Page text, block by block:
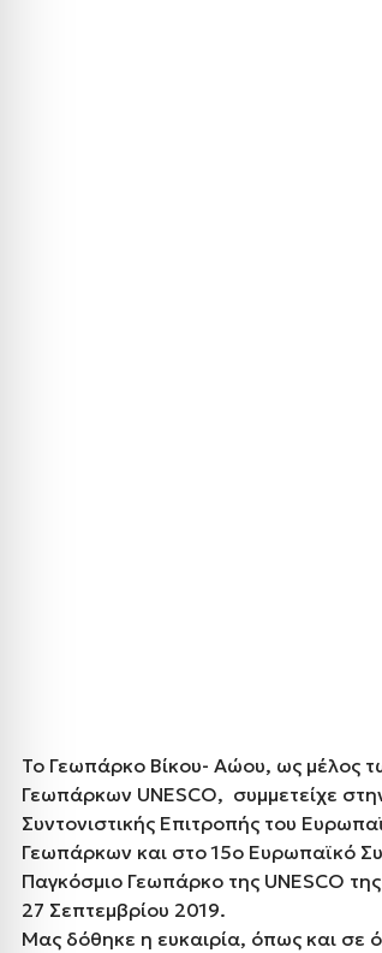
Το Γεωπάρκο Βίκου- Αώου, ως μέλος
Γεωπάρκων UNESCO, συμμετείχε
Συντονιστικής Επιτροπής του
Γεωπάρκων και στο 15ο Ευρωπαϊκό
Παγκόσμιο Γεωπάρκο της UNESCO
27 Σεπτεμβρίου 2019.
Μας δόθηκε η ευκαιρία, όπως και σε